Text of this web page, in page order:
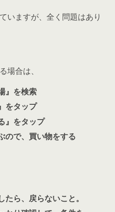
いますが、全く問題はあり
場合は、
』を検索
をタップ
』をタップ
ので、買い物をする
ら、戻らないこと。